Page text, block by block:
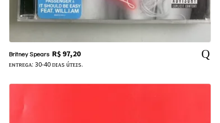
Britney Spears R$97,20
ᴇɴᴛʀᴇɢᴀ: 30-40 ᴅɪᴀs úᴛᴇɪs.